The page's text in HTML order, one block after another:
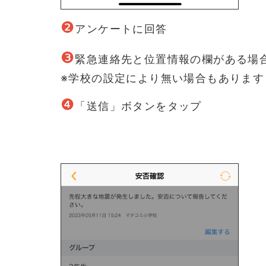
❷アンケートに回答
❸緊急連絡先と位置情報の欄がある場
※学校の設定により無い場合もあります
❹ 「送信」ボタンをタップ